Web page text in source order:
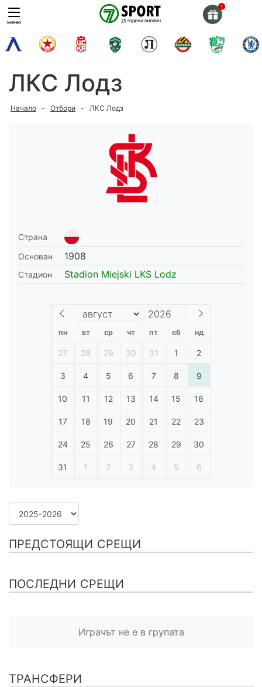
Skip
to
content
меню
ЛКС Лодз
Начало - Отбори - ЛКС Лодз
Страна
Основан
1908
Стадион Stadion Miejski LKS Lodz
пн вт ср чт пт сб нд
27 28 29 30 31 1 2
3 4 5 6 7 8 9
10 11 12 13 14 15 16
17 18 19 20 21 22 23
24 25 26 27 28 29 30
31 1 2 3 4 5 6
ПРЕДСТОЯЩИ СРЕЩИ
ПОСЛЕДНИ СРЕЩИ
Играчът не е в групата
ТРАНСФЕРИ